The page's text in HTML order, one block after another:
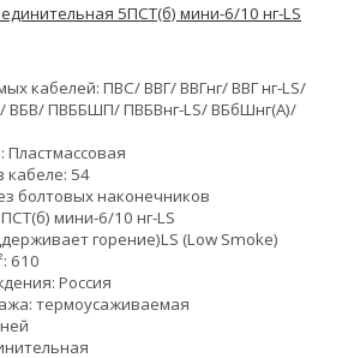
5ПСТ(б) мини-6/10 нг-LS
кабелей: ПВС/ ВВГ/ ВВГнг/ ВВГ нг-LS/
ВБВ/ ПВББШП/ ПВБВнг-LS/ ВБбШнг(А)/
Пластмассовая
кабеле: 54
болтовых наконечников
мини-6/10 нг-LS
горение)LS (Low Smoke)
610
Россия
термоусаживаемая